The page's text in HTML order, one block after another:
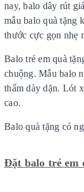
nay, balo dây rút
mẫu balo quà tặng
thước cực gọn nhẹ
Balo trẻ em quà
chuộng. Mẫu balo
thấm dày dặn. Lót
cao.
Balo quà tặng có
Đặt balo trẻ em